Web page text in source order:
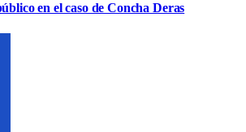
en el caso de Concha Deras